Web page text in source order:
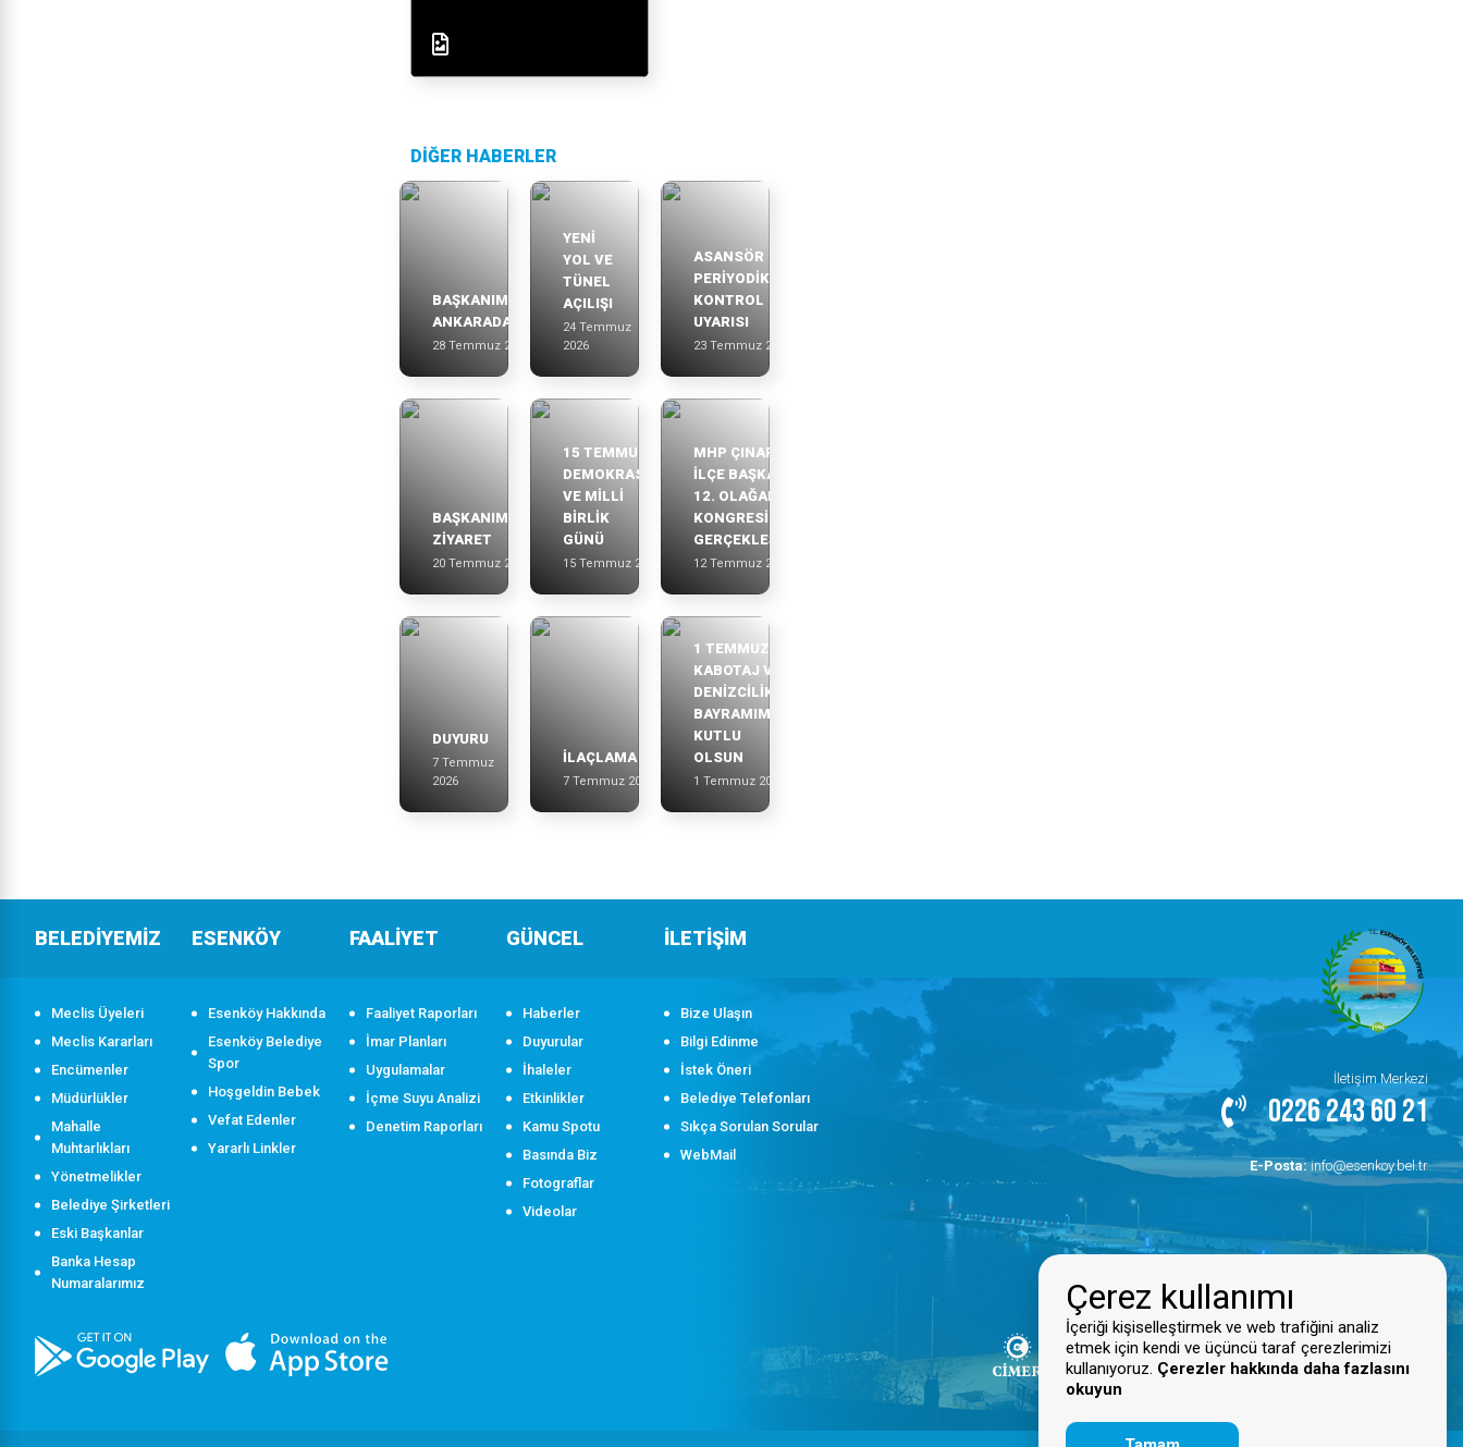
DİĞER HABERLER
BAŞKANIMIZ
ANKARADA
28 Temmuz 2026
YENİ
YOL VE
TÜNEL
AÇILIŞI
24 Temmuz
2026
ASANSÖR
PERİYODİK
KONTROL
UYARISI
23 Temmuz 2026
BAŞKANIMIZA
ZİYARET
20 Temmuz 2026
15 TEMMUZ
DEMOKRASİ
VE MİLLİ
BİRLİK
GÜNÜ
15 Temmuz 2026
MHP ÇINARCIK
İLÇE BAŞKANLIĞI
12. OLAĞAN
KONGRESİ
GERÇEKLEŞTİRİLDİ
12 Temmuz 2026
DUYURU
7 Temmuz
2026
İLAÇLAMA
7 Temmuz 2026
1 TEMMUZ
KABOTAJ VE
DENİZCİLİK
BAYRAMIMIZ
KUTLU
OLSUN
1 Temmuz 2026
BELEDİYEMİZ
Meclis Üyeleri
Meclis Kararları
Encümenler
Müdürlükler
Mahalle
Muhtarlıkları
Yönetmelikler
Belediye Şirketleri
Eski Başkanlar
Banka Hesap
Numaralarımız
ESENKÖY
Esenköy Hakkında
Esenköy Belediye
Spor
Hoşgeldin Bebek
Vefat Edenler
Yararlı Linkler
FAALİYET
Faaliyet Raporları
İmar Planları
Uygulamalar
İçme Suyu Analizi
Denetim Raporları
GÜNCEL
Haberler
Duyurular
İhaleler
Etkinlikler
Kamu Spotu
Basında Biz
Fotograflar
Videolar
İLETİŞİM
Bize Ulaşın
Bilgi Edinme
İstek Öneri
Belediye Telefonları
Sıkça Sorulan Sorular
WebMail
İletişim Merkezi
0226 243 60 21
E-Posta:info@esenkoy.bel.tr
Çerez kullanımı
İçeriği kişiselleştirmek ve web trafiğini analiz
etmek için kendi ve üçüncü taraf çerezlerimizi
kullanıyoruz. Çerezler hakkında daha fazlasını
okuyun